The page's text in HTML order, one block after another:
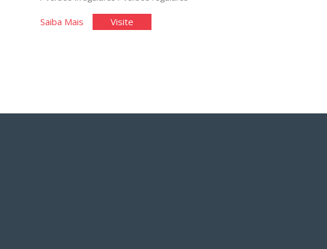
Saiba Mais"Espanhol
Visite"Espanhol